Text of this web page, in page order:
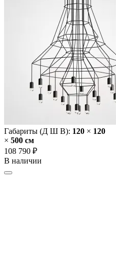
Габариты (Д Ш В): 120 × 120
× 500 cм
108 790 ₽
В наличии